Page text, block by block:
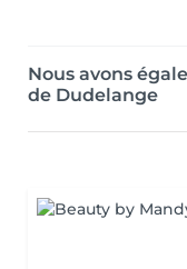
Nous avons
de Dudelange